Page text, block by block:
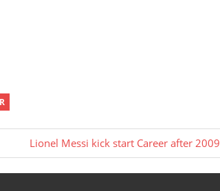
Next
Post:
Lionel Messi kick start Career after 2009